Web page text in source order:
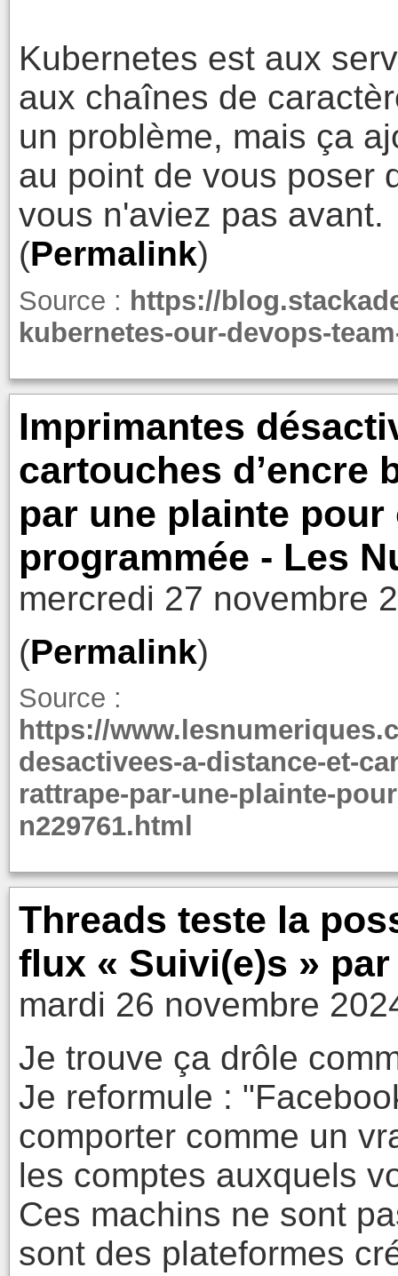
Kubernetes est aux
aux chaînes de
un problème, mais ça
au point de vous poser
vous n'aviez pas avant.
(Permalink)
Source : https://
kubernetes-our-devops-
Imprimantes
cartouches d’encre
par une plainte
programmée - Les
mercredi 27 novembre
(Permalink)
Source :
https://
desactivees-a-distance-et-
rattrape-par-une-plainte-
n229761.html
Threads teste la
flux « Suivi(e)s »
mardi 26 novembre
Je trouve ça drôle
Je reformule :
comporter comme un
les comptes auxquels
Ces machins ne sont
sont des plateformes